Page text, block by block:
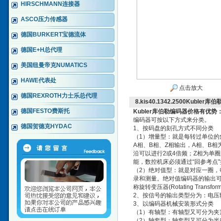
HIRSCHMANN连接器
ASCO压力传感器
德国BURKERT宝德流体
德国E+H总代理
美国纽曼帝克NUMATICS
HAWE代表处
德国REXROTH力士乐总代理
德国FESTO费斯托
德国贺德克HYDAC
点击放大
8.kis40.1342.2500Kubler库伯
Kubler库伯勒编码器价格有优势
编码器可按以下方式来分类。
1、按码盘的刻孔方式不同分类
（1）增量型：就是每转过单位
A相、B相、Z相输出，A相、B相
沿可以进行2或4倍频；Z相为单
能，数控机床必须通过“回参考
（2）绝对值型：就是对应一圈
录和测量。绝对值编码器的输出
称旋转变压器(Rotating
2、按信号的输出类型分为：电
3、以编码器机械安装形式分类
（1）有轴型：有轴型又可分为